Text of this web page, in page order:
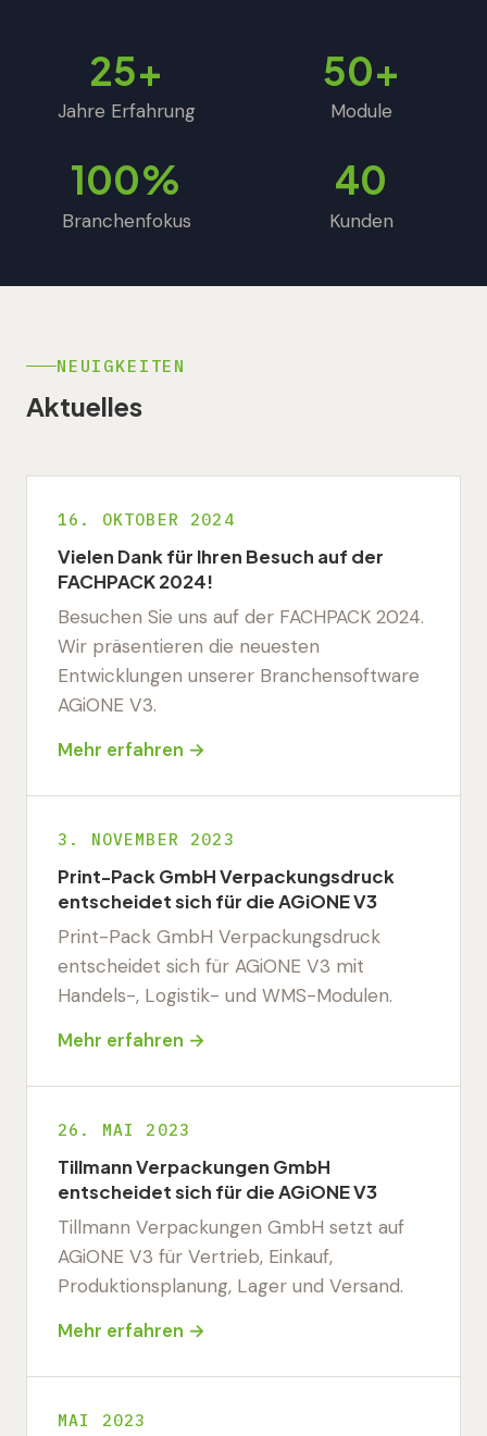
25+
Jahre Erfahrung
50+
Module
100%
Branchenfokus
40
Kunden
NEUIGKEITEN
Aktuelles
16. OKTOBER 2024
Vielen Dank für Ihren Besuch auf der
FACHPACK 2024!
Besuchen Sie uns auf der FACHPACK 2024.
Wir präsentieren die neuesten
Entwicklungen unserer Branchensoftware
AGiONE V3.
Mehr erfahren →
3. NOVEMBER 2023
Print-Pack GmbH Verpackungsdruck
entscheidet sich für die AGiONE V3
Print-Pack GmbH Verpackungsdruck
entscheidet sich für AGiONE V3 mit
Handels-, Logistik- und WMS-Modulen.
Mehr erfahren →
26. MAI 2023
Tillmann Verpackungen GmbH
entscheidet sich für die AGiONE V3
Tillmann Verpackungen GmbH setzt auf
AGiONE V3 für Vertrieb, Einkauf,
Produktionsplanung, Lager und Versand.
Mehr erfahren →
MAI 2023